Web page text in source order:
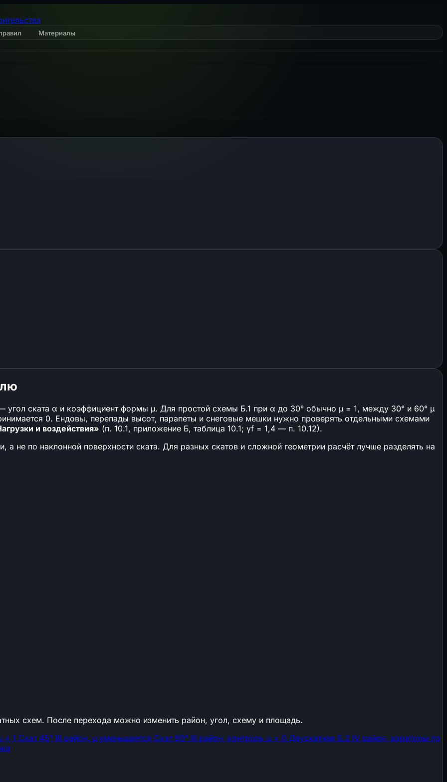
Материалы
ската α и коэффициент формы μ. Для простой схемы Б.1 при α до 30° обычно μ = 1, между 30° и 60° μ
0. Ендовы, перепады высот, парапеты и снеговые мешки нужно проверять отдельными схемами
и воздействия» (п. 10.1, приложение Б, таблица 10.1; γf = 1,4 — п. 10.12).
не по наклонной поверхности ската. Для разных скатов и сложной геометрии расчёт лучше разделять на
схем. После перехода можно изменить район, угол, схему и площадь.
= 1 Скат 45° III район, μ уменьшается Скат 60° III район, контроль μ = 0 Двускатная Б.2 IV район, аэраторы по